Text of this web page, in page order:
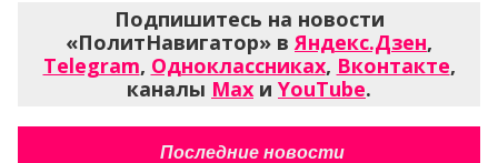
Подпишитесь на новости
«ПолитНавигатор» вЯндекс.Дзен,
Telegram, Одноклассниках, Вконтакте,
каналы Max и YouTube.
Последние новости